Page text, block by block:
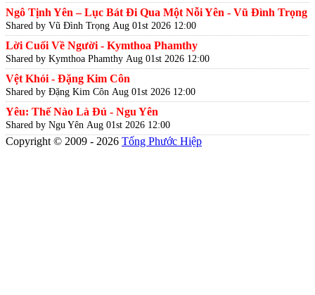
Ngô Tịnh Yên – Lục Bát Đi Qua Một Nỗi Yên - Vũ Đình Trọng
Shared by Vũ Đình Trọng Aug 01st 2026 12:00
Lời Cuối Về Người - Kymthoa Phamthy
Shared by Kymthoa Phamthy Aug 01st 2026 12:00
Vệt Khói - Đặng Kim Côn
Shared by Đặng Kim Côn Aug 01st 2026 12:00
Yêu: Thế Nào Là Đủ - Ngu Yên
Shared by Ngu Yên Aug 01st 2026 12:00
Copyright © 2009 - 2026 Tống Phước Hiệp